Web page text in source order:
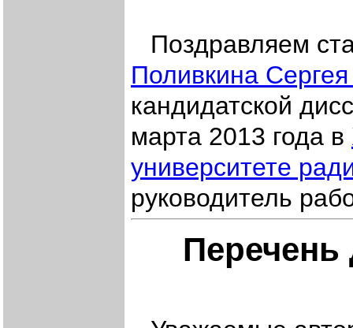
Поздравляем
Поливкина
кандидатской
марта 2013 года в
университете
руководитель
Перечень